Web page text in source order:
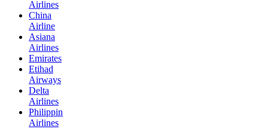
Airlines
China
Airline
Asiana
Airlines
Emirates
Etihad
Airways
Delta
Airlines
Philippin
Airlines